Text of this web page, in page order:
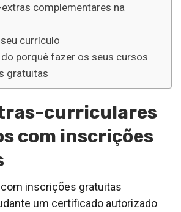
complementares na
currículo
porquê fazer os seus cursos
gratuitas
curriculares
com inscrições
inscrições gratuitas
um certificado autorizado